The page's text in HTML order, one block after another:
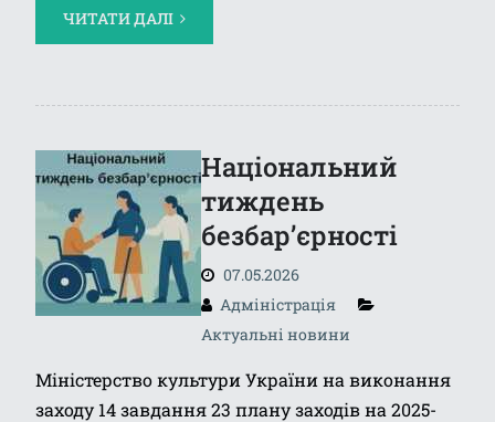
ЧИТАТИ ДАЛІ
Національний
тиждень
безбар’єрності
07.05.2026
Адміністрація
Актуальні новини
Міністерство культури України на виконання
заходу 14 завдання 23 плану заходів на 2025-